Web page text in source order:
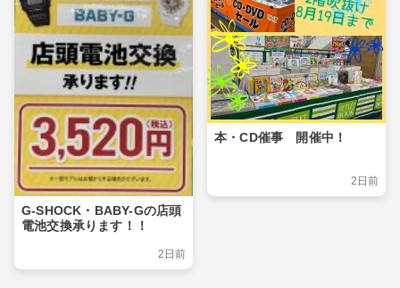
G-SHOCK・BABY-Gの店頭
電池交換承ります！！
2日前
本・CD催事 開催中！
2日前